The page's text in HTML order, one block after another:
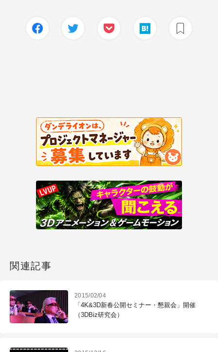
関連記事
2015/02/04
「4K&3D新春公開セミナー・懇親会」開催
（3DBiz研究会）